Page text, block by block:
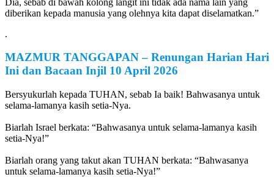
diberikan kepada manusia yang olehnya kita dapat diselamatkan.”
.
MAZMUR TANGGAPAN– Renungan Harian Hari
Ini dan Bacaan Injil 10 April 2026
Bersyukurlah kepada TUHAN, sebab Ia baik! Bahwasanya untuk
selama-lamanya kasih setia-Nya.
Biarlah Israel berkata: “Bahwasanya untuk selama-lamanya kasih
setia-Nya!”
Biarlah orang yang takut akan TUHAN berkata: “Bahwasanya
untuk selama-lamanya kasih setia-Nya!”